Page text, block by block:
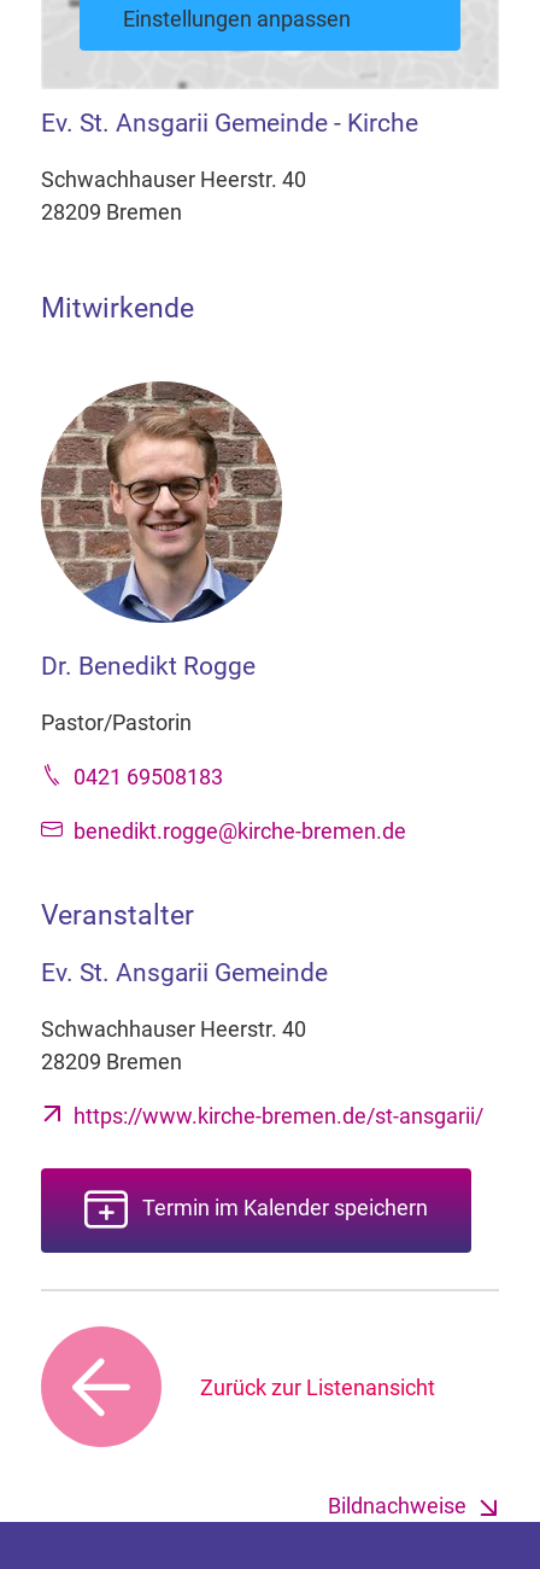
Einstellungen anpassen
Ev. St. Ansgarii Gemeinde - Kirche
Schwachhauser Heerstr. 40
28209 Bremen
Mitwirkende
Dr. Benedikt Rogge
Pastor/Pastorin
0421 69508183
benedikt.rogge@kirche-bremen.de
Veranstalter
Ev. St. Ansgarii Gemeinde
Schwachhauser Heerstr. 40
28209 Bremen
https://www.kirche-bremen.de/st-ansgarii/
Termin im Kalender speichern
Zurück zur Listenansicht
Bildnachweise